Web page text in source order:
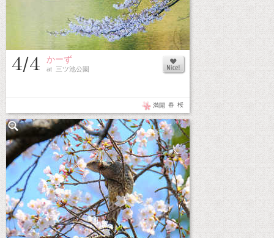
4/4 かーず
at 三ツ池公園
桜
春
満開